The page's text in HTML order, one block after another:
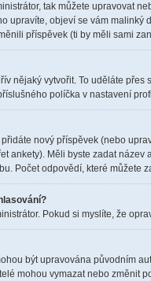
tak můžete upravovat
upravíte, objeví se vám
příspěvek (ti by měli sami
nějaký vytvořit. To uděláte přes
políčka v nastavení
nový příspěvek (nebo
ankety). Měli byste zadat
Počet odpovědí, které můžete
Pokud si myslíte, že
být upravována původním
mohou vymazat nebo změnit